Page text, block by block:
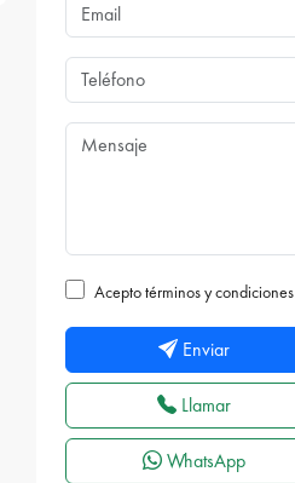
Acepto términos y condiciones
Enviar
Llamar
WhatsApp